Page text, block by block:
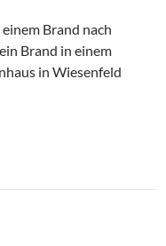
Brand nach
Brand in einem
in Wiesenfeld